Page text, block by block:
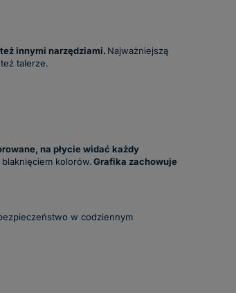
innymi narzędziami. Najważniejszą
talerze.
na płycie widać każdy
kolorów.Grafika zachowuje
w codziennym